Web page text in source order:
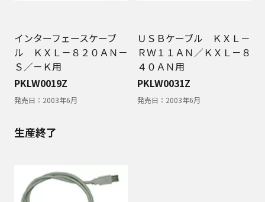
インターフェースケーブ
ル ＫＸＬ－８２０ＡＮ－
Ｓ／－Ｋ用
PKLW0019Z
発売日： 2003年6月
ＵＳＢケーブル ＫＸＬ－
ＲＷ１１ＡＮ／ＫＸＬ－８
４０ＡＮ用
PKLW0031Z
発売日： 2003年6月
生産終了